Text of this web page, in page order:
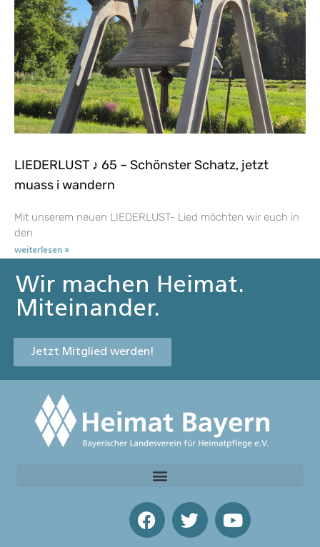
LIEDERLUST ♪ 65 – Schönster Schatz, jetzt
muass i wandern
Mit unserem neuen LIEDERLUST- Lied möchten wir euch in
den
weiterlesen »
Wir machen Heimat.
Miteinander.
Jetzt Mitglied werden!